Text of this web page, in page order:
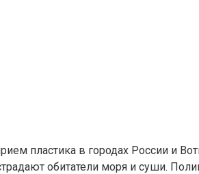
пластика в городах России и
обитатели моря и суши.